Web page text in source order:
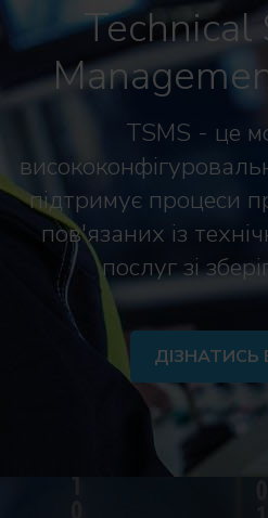
Technical
TSMS - це
підтримує процеси
пов'язаних із
послуг зі
ДІЗНАТИСЬ